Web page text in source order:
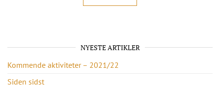
NYESTE ARTIKLER
Kommende aktiviteter – 2021/22
Siden sidst